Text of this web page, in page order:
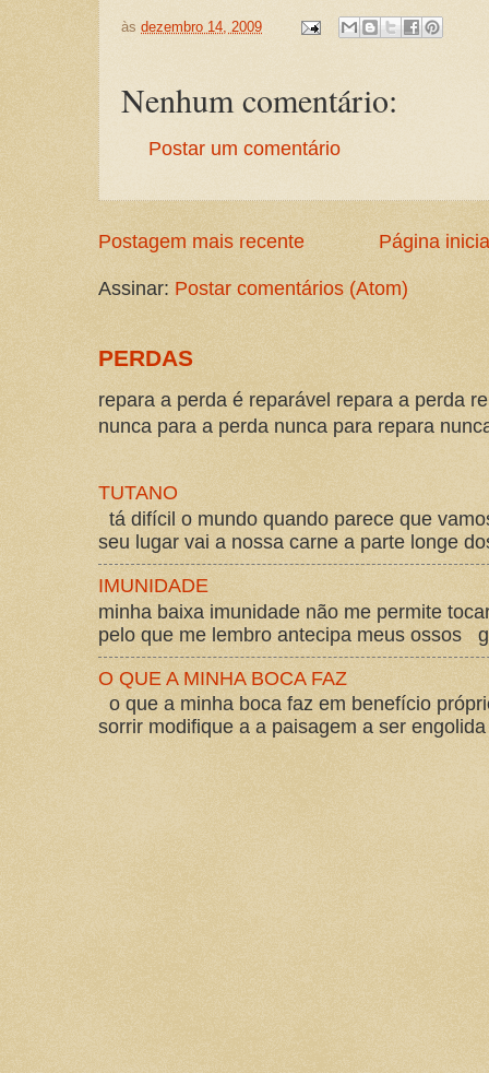
às dezembro 14, 2009
Nenhum comentário:
Postar um comentário
Postagem mais recente Página
Assinar: Postar comentários (Atom)
PERDAS
repara a perda é reparável repara a perda
nunca para a perda nunca para repara
TUTANO
tá difícil o mundo quando parece que
seu lugar vai a nossa carne a parte longe
IMUNIDADE
minha baixa imunidade não me permite
pelo que me lembro antecipa meus ossos
O QUE A MINHA BOCA FAZ
o que a minha boca faz em benefício
sorrir modifique a a paisagem a ser